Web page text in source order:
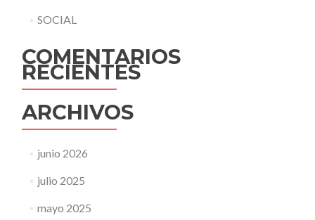
SOCIAL
COMENTARIOS
RECIENTES
ARCHIVOS
junio 2026
julio 2025
mayo 2025